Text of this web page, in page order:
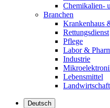
Chemikalien-
Branchen
Krankenhaus
Rettungsdienst
Pflege
Labor &
Industrie
Lebensmittel
Landwirtschaft
Deutsch